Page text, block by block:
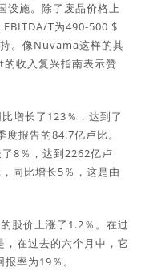
设施。除了废品价格上
T为490-500 $
。像Nuvama这样的其
收入复兴指南表示赞
增长了123％，达到了
报告的84.7亿卢比。
8％，达到2262亿卢
同比增长5％，这是由
股价上涨了1.2％。在过
在过去的六个月中，它
率为19％。